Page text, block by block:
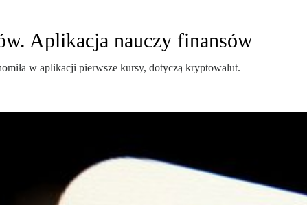
Aplikacja nauczy finansów
w aplikacji pierwsze kursy, dotyczą kryptowalut.